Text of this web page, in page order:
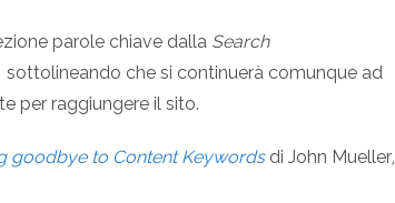
parole chiave dalla Search
sottolineando che si continuerà comunque ad
per raggiungere il sito.
goodbye to Content Keywordsdi John Mueller,